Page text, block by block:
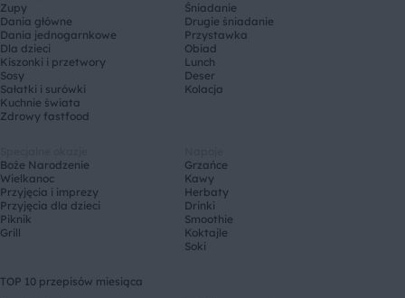
Zupy
Dania główne
Dania jednogarnkowe
Dla dzieci
Kiszonki i przetwory
Sosy
Sałatki i surówki
Kuchnie świata
Zdrowy fastfood
Śniadanie
Drugie śniadanie
Przystawka
Obiad
Lunch
Deser
Kolacja
Boże Narodzenie
Wielkanoc
Przyjęcia i imprezy
Przyjęcia dla dzieci
Piknik
Grill
Grzańce
Kawy
Herbaty
Drinki
Smoothie
Koktajle
Soki
TOP 10 przepisów miesiąca